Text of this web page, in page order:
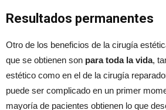
Resultados permanentes
Otro de los beneficios de la cirugía
que se obtienen son para toda la vida,
estético como en el de la cirugía
puede ser complicado en un primer
mayoría de pacientes obtienen lo que